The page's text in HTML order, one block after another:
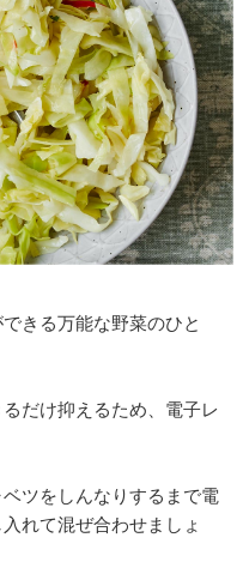
きる万能な野菜のひと
だけ抑えるため、電子レ
ツをしんなりするまで電
れて混ぜ合わせましょ